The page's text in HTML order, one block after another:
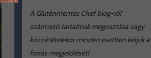
A Gluténmentes Chef blog-ról
származó tartalmak megosztása vagy
közzétételekor minden esetben kérjük a
forrás megjelölését!